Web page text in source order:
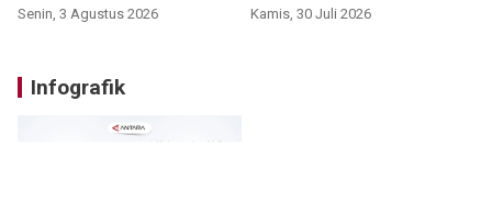
Senin, 3 Agustus 2026 Kamis, 30 Juli 2026
Infografik